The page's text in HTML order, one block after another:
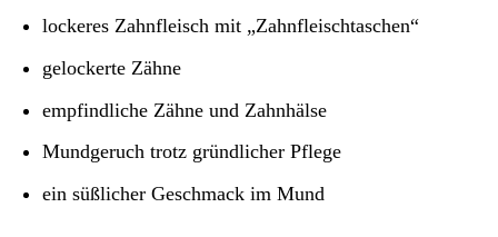
lockeres Zahnfleisch mit „Zahnfleischtaschen“
gelockerte Zähne
empfindliche Zähne und Zahnhälse
Mundgeruch trotz gründlicher Pflege
ein süßlicher Geschmack im Mund